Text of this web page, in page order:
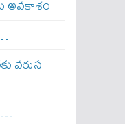
అవకాశం
వరుస